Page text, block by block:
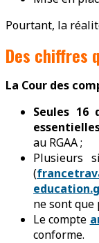
Pourtant, la
Des chiffres
La Cour des
Seules 16
au RGAA ;
Plusieurs
(
ne sont
Le compte
conforme.